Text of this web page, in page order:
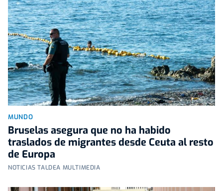
MUNDO
Bruselas asegura que no ha habido
traslados de migrantes desde Ceuta al resto
de Europa
NOTICIAS TALDEA MULTIMEDIA